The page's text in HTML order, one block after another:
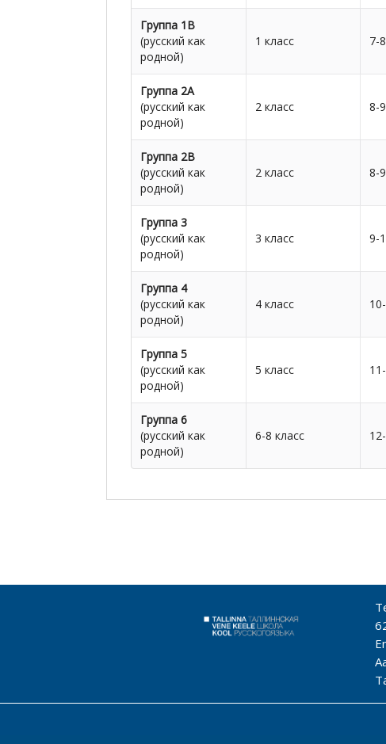
Группа 1В
(русский как
родной)
1 класс 7-
Группа 2А
(русский как
родной)
2 класс 8-
Группа 2В
(русский как
родной)
2 класс 8-
Группа 3
(русский как
родной)
3 класс 9-
Группа 4
(русский как
родной)
4 класс
Группа 5
(русский как
родной)
5 класс
Группа 6
(русский как
родной)
6-8 класс